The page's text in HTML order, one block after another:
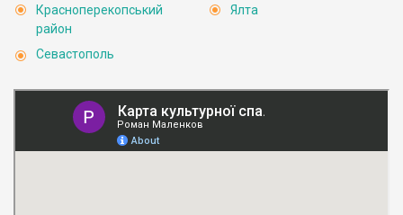
Красноперекопський
район
Севастополь
Ялта